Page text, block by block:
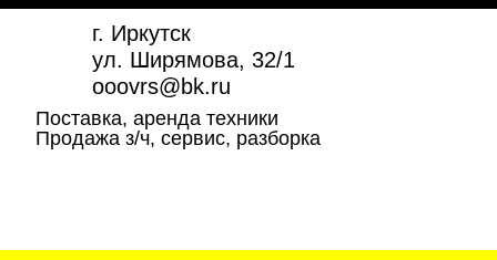
Перейти к основному содержанию
г. Иркутск
ул. Ширямова, 32/1
ooovrs@bk.ru
Поставка, аренда техники
Продажа з/ч, сервис, разборка